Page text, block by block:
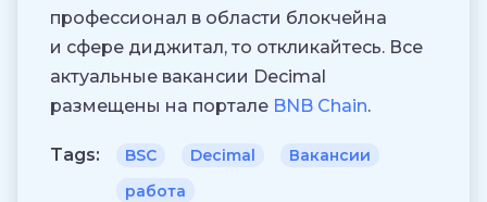
профессионал в области блокчейна
и сфере диджитал, то откликайтесь. Все
актуальные вакансии Decimal
размещены на портале BNB Chain.
Tags: BSC Decimal
Вакансии
работа